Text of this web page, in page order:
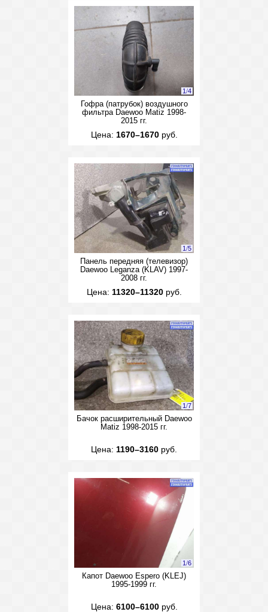
1/4
Гофра (патрубок) воздушного
фильтра Daewoo Matiz 1998-
2015 гг.
Цена: 1670–1670руб.
1/5
Панель передняя (телевизор)
Daewoo Leganza (KLAV) 1997-
2008 гг.
Цена: 11320–11320руб.
1/7
Бачок расширительный Daewoo
Matiz 1998-2015 гг.
Цена: 1190–3160 руб.
1/6
Капот Daewoo Espero (KLEJ)
1995-1999 гг.
Цена: 6100–6100руб.